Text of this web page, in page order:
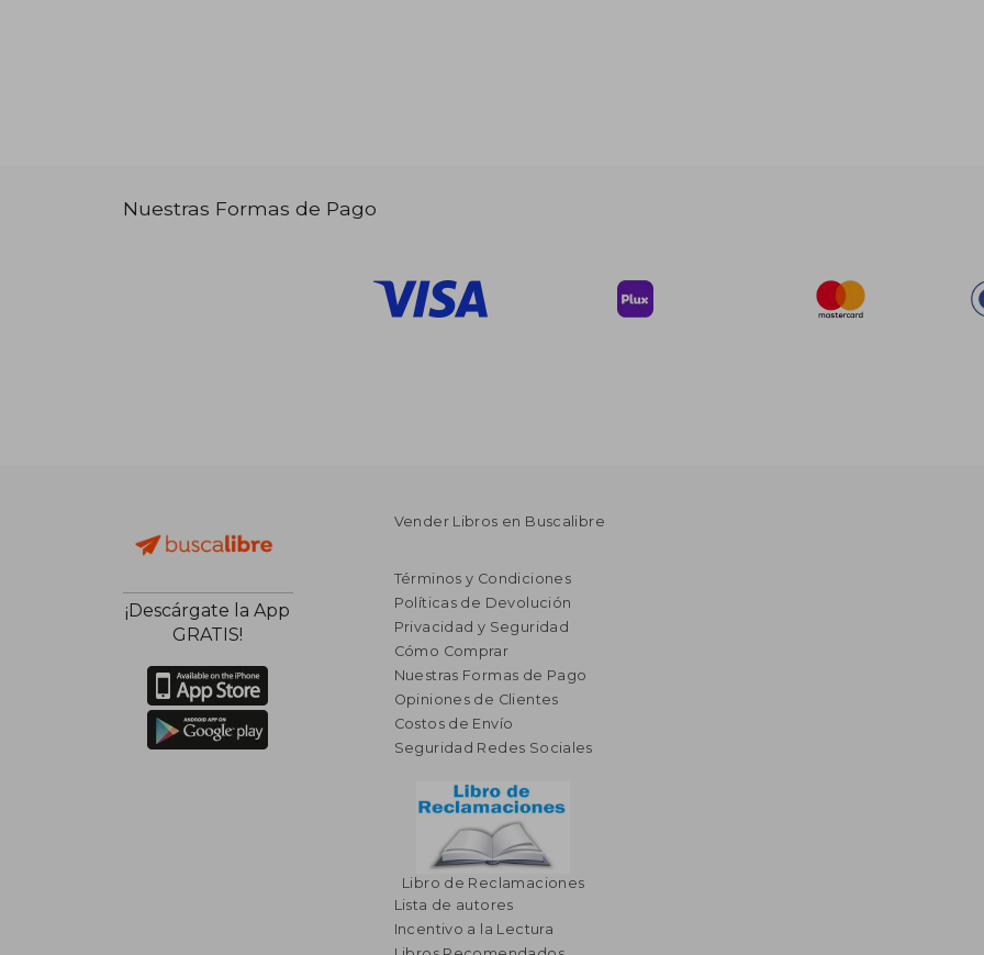
Nuestras Formas de Pago
¡Descárgate la App
GRATIS!
Vender Libros en Buscalibre
Términos y Condiciones
Políticas de Devolución
Privacidad y Seguridad
Cómo Comprar
Nuestras Formas de Pago
Opiniones de Clientes
Costos de Envío
Seguridad Redes Sociales
Libro de Reclamaciones
Lista de autores
Incentivo a la Lectura